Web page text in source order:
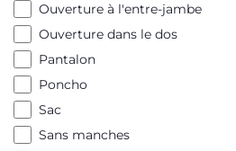
Ouverture à l'entre-jambe
Ouverture dans le dos
Pantalon
Poncho
Sac
Sans manches